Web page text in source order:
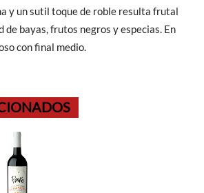
y un sutil toque de roble resulta frutal
de bayas, frutos negros y especias. En
con final medio.